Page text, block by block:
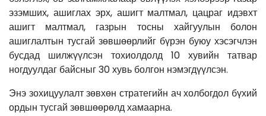
эзэмших, ашиглах эрх, ашигт малтмал, цацраг идэвхт
ашигт малтмал, газрын тосны хайгуулын болон
ашиглалтын тусгай зөвшөөрлийг бүрэн буюу хэсэгчлэн
бусдад шилжүүлсэн тохиолдолд 10 хувийн татвар
ногдуулдаг байсныг 30 хувь болгон нэмэгдүүлсэн.
Энэ зохицуулалт зөвхөн стратегийн ач холбогдол бүхий
ордын тусгай зөвшөөрөлд хамаарна.